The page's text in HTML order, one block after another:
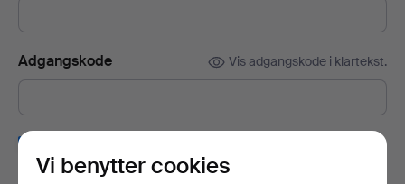
Adgangskode Vis adgangskode i klartekst.
Her kan du blandt andet se eksperttips, udvalgte genstande og
Vi benytter cookies